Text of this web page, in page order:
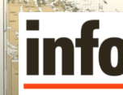
Siirry
sisältöön